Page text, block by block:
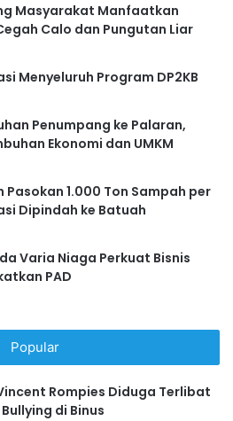
Masyarakat Manfaatkan
Calo dan Pungutan Liar
Menyeluruh Program DP2KB
Penumpang ke Palaran,
Ekonomi dan UMKM
Pasokan 1.000 Ton Sampah per
Dipindah ke Batuah
Varia Niaga Perkuat Bisnis
PAD
Popular
Rompies Diduga Terlibat
di Binus